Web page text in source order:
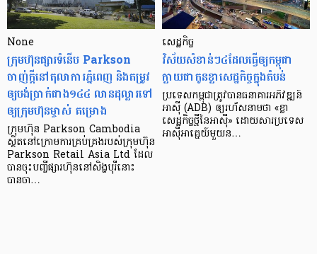
None
ក្រុមហ៊ុនផ្សារទំនើប Parkson
ចាញ់ក្ដីនៅតុលាការភ្នំពេញ និងតម្រូវ
ឲ្យបង់ប្រាក់ជាង១៤៤ លានដុល្លារទៅ
ឲ្យក្រុមហ៊ុនម្ចាស់ គម្រោង
ក្រុមហ៊ុន Parkson Cambodia
ស្ថិតនៅក្រោមការគ្រប់គ្រងរបស់ក្រុមហ៊ុន
Parkson Retail Asia Ltd ដែល
បានចុះបញ្ចីផ្សារហ៊ុននៅសិង្ហបុរីនោះ
បានចា…
សេដ្ឋកិច្ច​
វិស័យ​សំខាន់ៗ​៤​ដែល​ធ្វើ​ឲ្យ​កម្ពុជា​
ក្លាយ​ជា​កូន​ខ្លា​សេដ្ឋកិច្ច​ក្នុង​តំបន់
ប្រទេស​កម្ពុជា​ត្រូវ​បាន​ធនាគារ​អភិវឌ្ឍន៍​
អាស៊ី (ADB) ឲ្យ​រហ័ស​នាមថា «ខ្លា​
សេដ្ឋកិច្ច​ថ្មី​នៃ​អាស៊ី» ដោយសារ​ប្រទេស​
អាស៊ី​អាគ្នេយ៍​មួយ​ន…